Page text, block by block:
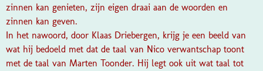
zinnen kan genieten, zijn eigen draai aan de woorden en
zinnen kan geven.
In het nawoord, door Klaas Driebergen, krijg je een beeld van
wat hij bedoeld met dat de taal van Nico verwantschap toont
met de taal van Marten Toonder. Hij legt ook uit wat taal tot